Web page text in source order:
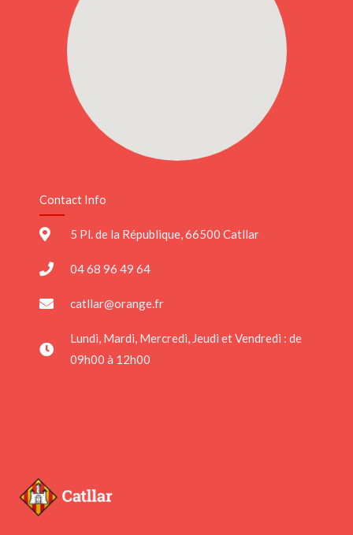
Contact Info
5 Pl. de la République, 66500 Catllar
04 68 96 49 64
catllar@orange.fr
Lundi, Mardi, Mercredi, Jeudi et Vendredi : de
09h00 à 12h00